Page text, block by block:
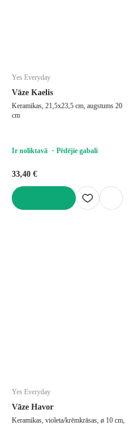
Yes Everyday
Vāze Kaelis
Keramikas, 21,5x23,5 cm, augstums 20
cm
Ir noliktavā Pēdējie gabali
33,40 €
Yes Everyday
Vāze Havor
Keramikas, violeta/krēmkrāsas, ø 10 cm,